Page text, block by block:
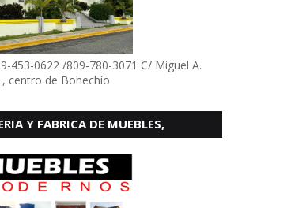
453-0622 /809-780-3071 C/ Miguel A.
centro de Bohechío
Y FABRICA DE MUEBLES,